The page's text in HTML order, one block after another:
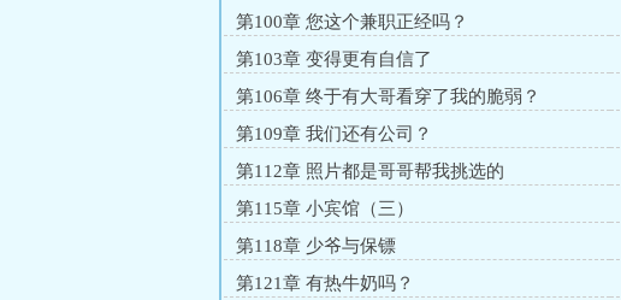
第100章 您这个兼职正经吗？
第103章 变得更有自信了
第106章 终于有大哥看穿了我的脆弱？
第109章 我们还有公司？
第112章 照片都是哥哥帮我挑选的
第115章 小宾馆（三）
第118章 少爷与保镖
第121章 有热牛奶吗？